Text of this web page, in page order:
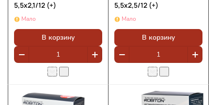
5,5х2,1/12 (+)
Мало
В корзину
5,5x2,5/12 (+)
Мало
В корзину